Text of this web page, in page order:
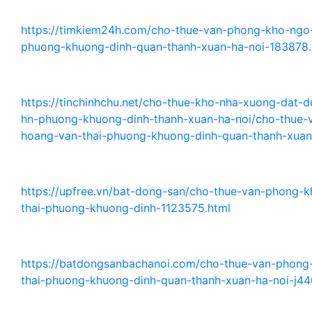
https://timkiem24h.com/cho-thue-van-phong-kho-
phuong-khuong-dinh-quan-thanh-xuan-ha-noi-
https://tinchinhchu.net/cho-thue-kho-nha-xuong-dat-
hn-phuong-khuong-dinh-thanh-xuan-ha-noi/cho-
hoang-van-thai-phuong-khuong-dinh-quan-thanh-
https://upfree.vn/bat-dong-san/cho-thue-van-phong-
thai-phuong-khuong-dinh-1123575.html
https://batdongsanbachanoi.com/cho-thue-van-
thai-phuong-khuong-dinh-quan-thanh-xuan-ha-noi-